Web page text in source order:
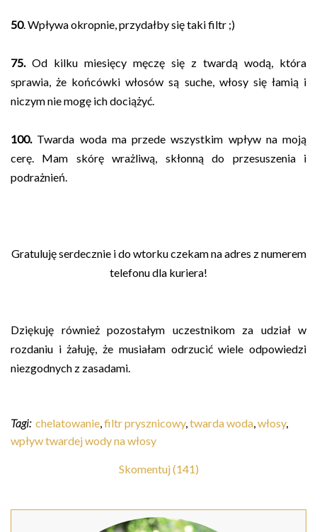
50. Wpływa okropnie, przydałby się taki filtr ;)
75. Od kilku miesięcy męczę się z twardą wodą, która
sprawia, że końcówki włosów są suche, włosy się łamią i
niczym nie mogę ich dociążyć.
100. Twarda woda ma przede wszystkim wpływ na moją
cerę. Mam skórę wrażliwą, skłonną do przesuszenia i
podrażnień.
Gratuluję serdecznie i do wtorku czekam na adres z numerem
telefonu dla kuriera!
Dziękuję również pozostałym uczestnikom za udział w
rozdaniu i żałuję, że musiałam odrzucić wiele odpowiedzi
niezgodnych z zasadami.
Tagi: chelatowanie filtr prysznicowy, twarda woda włosy,
wpływ twardej wody na włosy
Skomentuj (141)